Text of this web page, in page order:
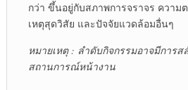
กว่า ขึ้นอยู่กับสภาพการจราจร ความ
เหตุสุดวิสัย และปัจจัยแวดล้อมอื่นๆ
หมายเหตุ : ลำดับกิจกรรมอาจมีการ
สถานการณ์หน้างาน